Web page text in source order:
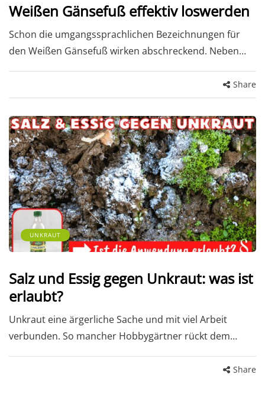
Weißen Gänsefuß effektiv loswerden
Schon die umgangssprachlichen Bezeichnungen für
den Weißen Gänsefuß wirken abschreckend. Neben…
Share
UNKRAUT
Salz und Essig gegen Unkraut: was ist
erlaubt?
Unkraut eine ärgerliche Sache und mit viel Arbeit
verbunden. So mancher Hobbygärtner rückt dem…
Share